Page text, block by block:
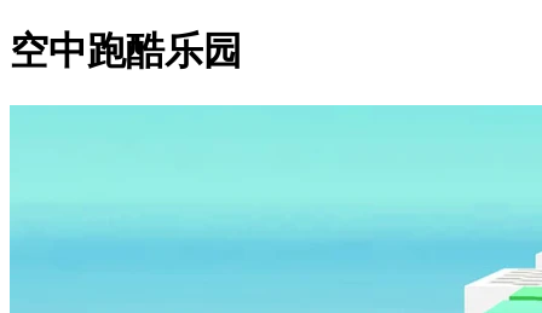
空中跑酷乐园